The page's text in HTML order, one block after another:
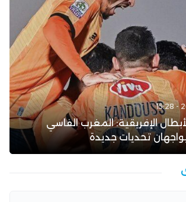
الإفريقية: المغرب الفاسي
تحديات جديدة